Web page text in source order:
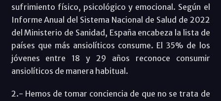
sufrimiento físico, psicológico y emocional. Según el
Informe Anual del Sistema Nacional de Salud de 2022
del Ministerio de Sanidad, España encabeza la lista de
países que más ansiolíticos consume. El 35% de los
jóvenes entre 18 y 29 años reconoce consumir
ansiolíticos de manera habitual.
2.- Hemos de tomar conciencia de que no se trata de